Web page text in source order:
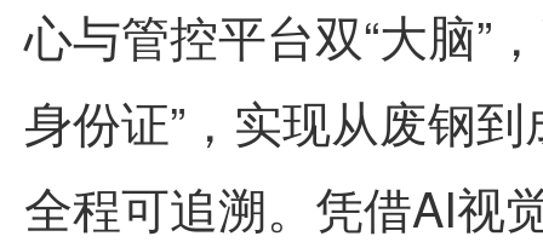
心与管控平台双“大脑”
身份证”，实现从废钢
全程可追溯。凭借AI视